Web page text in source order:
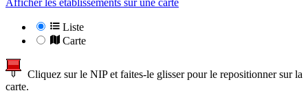
Liste
Carte
Cliquez sur le NIP et faites-le glisser pour le repositionner sur la
carte.